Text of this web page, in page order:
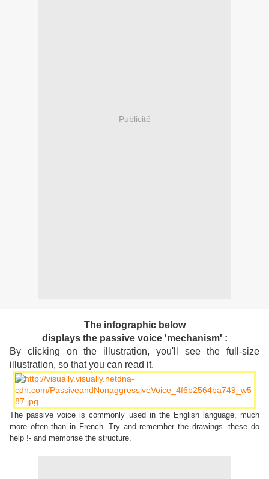
Publicité
The infographic below
displays the passive voice 'mechanism' :
By clicking on the illustration, you'll see the full-size
illustration, so that you can read it.
The passive voice is commonly used in the English language, much
more often than in French. Try and remember the drawings -these do
help !- and memorise the structure.